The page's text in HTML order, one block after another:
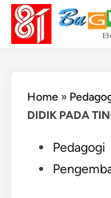
Skip
content
Home »
DIDIK PADA
PostedPedagogi